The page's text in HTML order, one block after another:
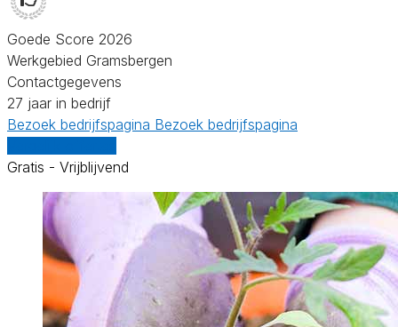
Goede Score 2026
Werkgebied Gramsbergen
Contactgegevens
27 jaar in bedrijf
Bezoek bedrijfspagina Bezoek bedrijfspagina
Gratis - Vrijblijvend